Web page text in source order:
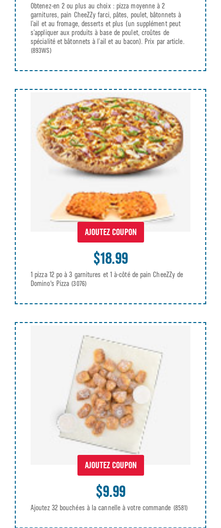
Obtenez-en 2 ou plus au choix : pizza moyenne à 2
garnitures, pain CheeZZy farci, pâtes, poulet, bâtonnets à
l’ail et au fromage, desserts et plus (un supplément peut
s’appliquer aux produits à base de poulet, croûtes de
spécialité et bâtonnets à l’ail et au bacon). Prix par article.
(893WS)
AJOUTEZ COUPON
$18.99
1 pizza 12 po à 3 garnitures et 1 à-côté de pain CheeZZy de
Domino's Pizza (3076)
AJOUTEZ COUPON
$9.99
Ajoutez 32 bouchées à la cannelle à votre commande (8581)